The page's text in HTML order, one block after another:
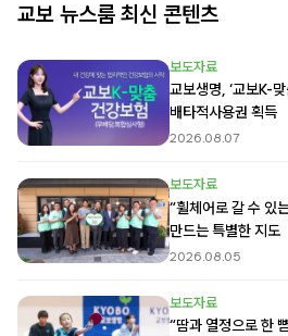
교보 뉴스룸 최신 콘텐츠
보도자료
교보생명, ‘교보K-
배타적사용권 획득
2026.08.07
보도자료
“휠체어로 갈 수 있
만드는 특별한 지도
2026.08.05
보도자료
“땀과 열정으로 한